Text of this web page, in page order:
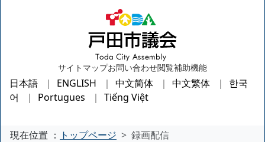
サイトマップお問い合わせ閲覧補助機能
日本語 ENGLISH 中文简体 中文繁体
한국
어
Portugues Tiếng Việt
現在位置 ： トップページ 録画配信